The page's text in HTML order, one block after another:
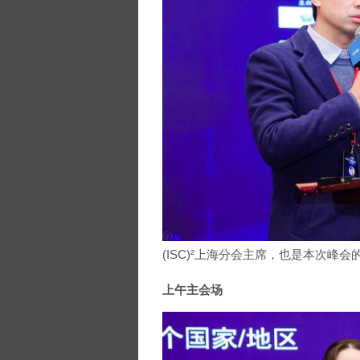
(ISC)²上海分会主席，也是本次峰会
上午主会场